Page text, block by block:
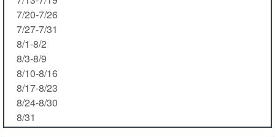
7/20-7/26
7/27-7/31
8/1-8/2
8/3-8/9
8/10-8/16
8/17-8/23
8/24-8/30
8/31